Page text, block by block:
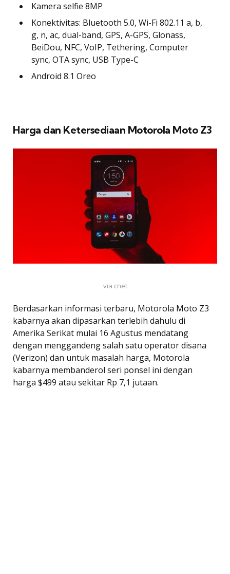
Kamera selfie 8MP
Konektivitas: Bluetooth 5.0, Wi-Fi 802.11 a, b,
g, n, ac, dual-band, GPS, A-GPS, Glonass,
BeiDou, NFC, VoIP, Tethering, Computer
sync, OTA sync, USB Type-C
Android 8.1 Oreo
Harga dan Ketersediaan Motorola Moto Z3
via cnet
Berdasarkan informasi terbaru, Motorola Moto Z3
kabarnya akan dipasarkan terlebih dahulu di
Amerika Serikat mulai 16 Agustus mendatang
dengan menggandeng salah satu operator disana
(Verizon) dan untuk masalah harga, Motorola
kabarnya membanderol seri ponsel ini dengan
harga $499 atau sekitar Rp 7,1 jutaan.